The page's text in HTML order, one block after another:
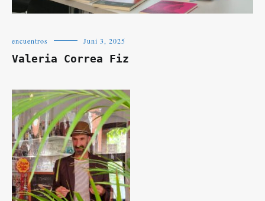
encuentros Juni 3, 2025
Valeria Correa Fiz